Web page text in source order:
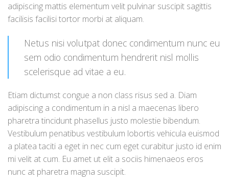
adipiscing mattis elementum velit pulvinar suscipit sagittis
facilisis facilisi tortor morbi at aliquam.
Netus nisi volutpat donec condimentum nunc eu
sem odio condimentum hendrerit nisl mollis
scelerisque ad vitae a eu.
Etiam dictumst congue a non class risus sed a. Diam
adipiscing a condimentum in a nisl a maecenas libero
pharetra tincidunt phasellus justo molestie bibendum.
Vestibulum penatibus vestibulum lobortis vehicula euismod
a platea taciti a eget in nec cum eget curabitur justo id enim
mi velit at cum. Eu amet ut elit a sociis himenaeos eros
nunc at pharetra magna suscipit.